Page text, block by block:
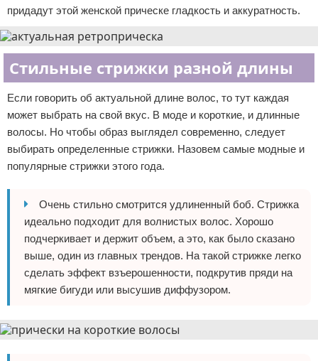
придадут этой женской прическе гладкость и аккуратность.
Стильные стрижки разной длины
Если говорить об актуальной длине волос, то тут каждая
может выбрать на свой вкус. В моде и короткие, и длинные
волосы. Но чтобы образ выглядел современно, следует
выбирать определенные стрижки. Назовем самые модные и
популярные стрижки этого года.
Очень стильно смотрится удлиненный боб. Стрижка
идеально подходит для волнистых волос. Хорошо
подчеркивает и держит объем, а это, как было сказано
выше, один из главных трендов. На такой стрижке легко
сделать эффект взъерошенности, подкрутив пряди на
мягкие бигуди или высушив диффузором.